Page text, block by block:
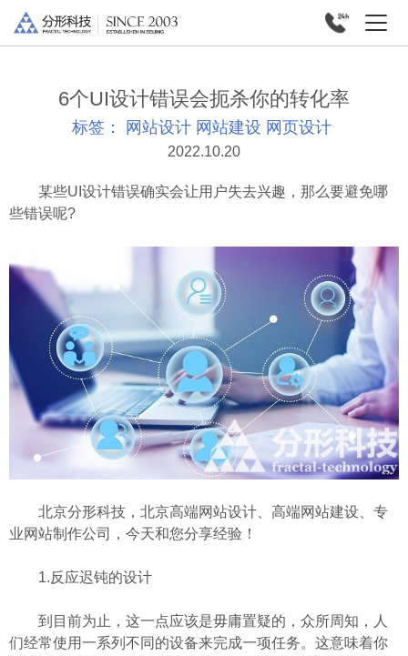
6个UI设计错误会扼杀你的转化率
标签： 网站设计 网站建设 网页设计
2022.10.20
某些UI设计错误确实会让用户失去兴趣，那么要避免哪
些错误呢?
北京分形科技，北京高端网站设计、高端网站建设、专
业网站制作公司，今天和您分享经验！
1.反应迟钝的设计
到目前为止，这一点应该是毋庸置疑的，众所周知，人
们经常使用一系列不同的设备来完成一项任务。这意味着你